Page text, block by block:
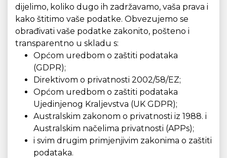
dijelimo, koliko dugo ih zadržavamo, vaša prava i
kako štitimo vaše podatke. Obvezujemo se
obrađivati vaše podatke zakonito, pošteno i
transparentno u skladu s:
Općom uredbom o zaštiti podataka
(GDPR);
Direktivom o privatnosti 2002/58/EZ;
Općom uredbom o zaštiti podataka
Ujedinjenog Kraljevstva (UK GDPR);
Australskim zakonom o privatnosti iz 1988. i
Australskim načelima privatnosti (APPs);
i svim drugim primjenjivim zakonima o zaštiti
podataka.